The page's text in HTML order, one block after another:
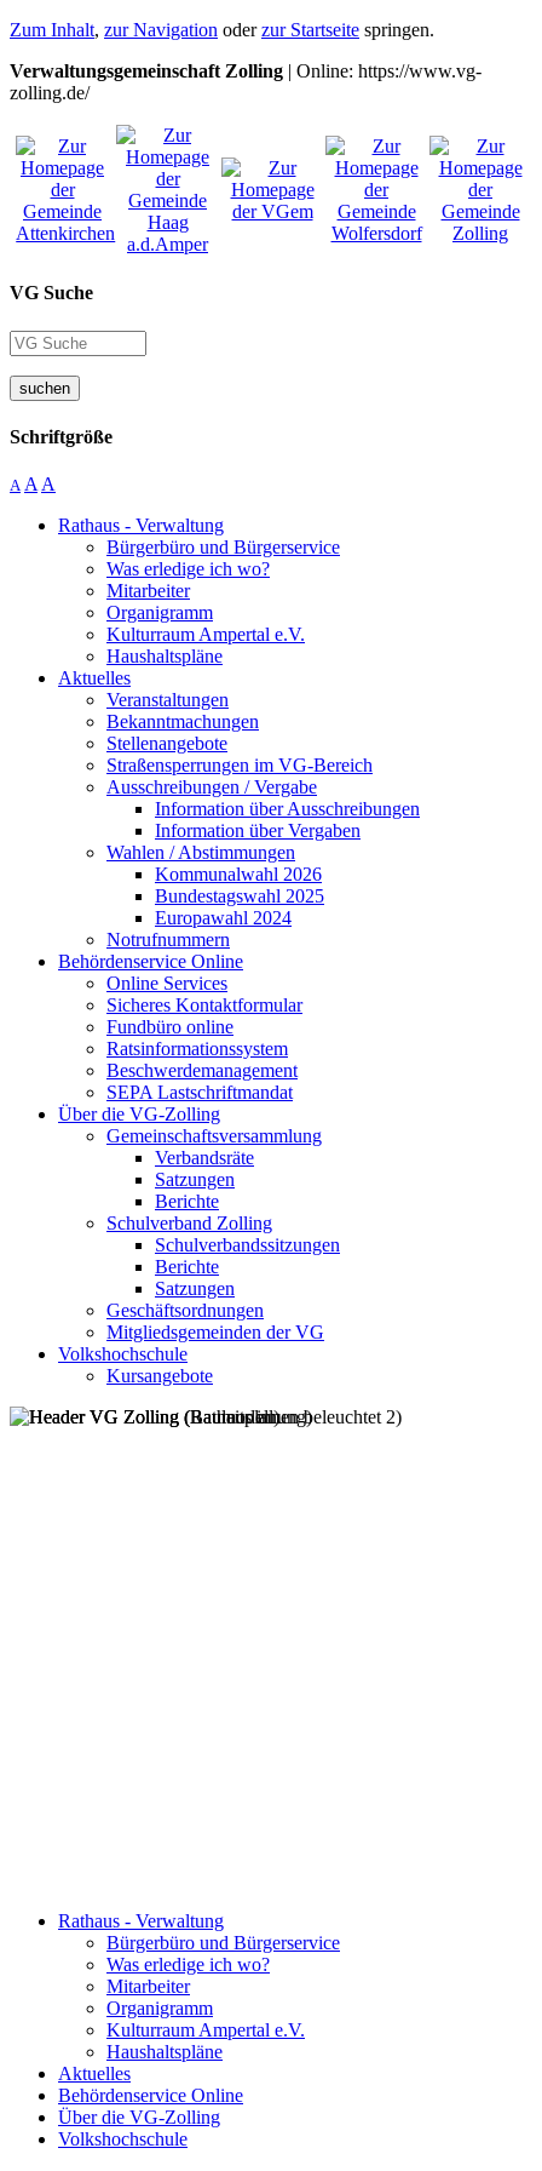
Zum Inhalt, zur Navigation oderzur Startseite springen.
Verwaltungsgemeinschaft Zolling | Online: https://www.vg-
zolling.de/
VG Suche
suchen
Schriftgröße
A A A
Rathaus - Verwaltung
Bürgerbüro und Bürgerservice
Was erledige ich wo?
Mitarbeiter
Organigramm
Kulturraum Ampertal e.V.
Haushaltspläne
Aktuelles
Veranstaltungen
Bekanntmachungen
Stellenangebote
Straßensperrungen im VG-Bereich
Ausschreibungen / Vergabe
Information über Ausschreibungen
Information über Vergaben
Wahlen / Abstimmungen
Kommunalwahl 2026
Bundestagswahl 2025
Europawahl 2024
Notrufnummern
Behördenservice Online
Online Services
Sicheres Kontaktformular
Fundbüro online
Ratsinformationssystem
Beschwerdemanagement
SEPA Lastschriftmandat
Über die VG-Zolling
Gemeinschaftsversammlung
Verbandsräte
Satzungen
Berichte
Schulverband Zolling
Schulverbandssitzungen
Berichte
Satzungen
Geschäftsordnungen
Mitgliedsgemeinden der VG
Volkshochschule
Kursangebote
Rathaus - Verwaltung
Bürgerbüro und Bürgerservice
Was erledige ich wo?
Mitarbeiter
Organigramm
Kulturraum Ampertal e.V.
Haushaltspläne
Aktuelles
Behördenservice Online
Über die VG-Zolling
Volkshochschule